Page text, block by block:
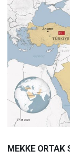
MEKKE